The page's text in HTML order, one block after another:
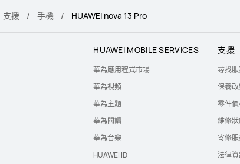
支援 手機 HUAWEI nova 13 Pro
HUAWEI MOBILE SERVICES
華為應用程式市場
華為視頻
華為主題
華為閱讀
華為音樂
HUAWEI ID
支援
尋找
保養
零件
維修
寄修
法律